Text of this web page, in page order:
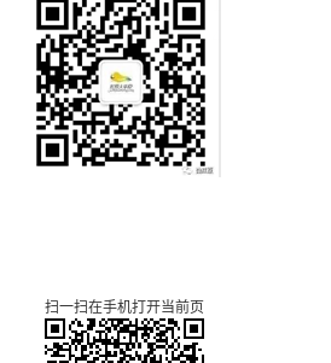
扫一扫在手机打开当前页